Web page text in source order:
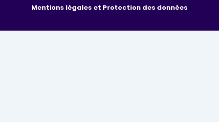
Mentions légales et Protection des données